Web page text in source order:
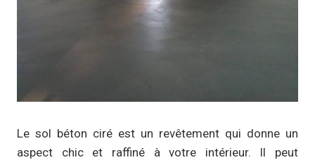
Le sol béton ciré est un revêtement qui donne un
aspect chic et raffiné à votre intérieur. Il peut